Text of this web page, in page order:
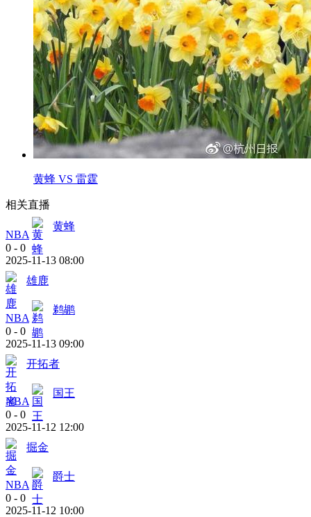
黄蜂 VS 雷霆
相关直播
NBA
黄蜂
0 - 0
2025-11-13 08:00
雄鹿
NBA
鹈鹕
0 - 0
2025-11-13 09:00
开拓者
NBA
国王
0 - 0
2025-11-12 12:00
掘金
NBA
爵士
0 - 0
2025-11-12 10:00